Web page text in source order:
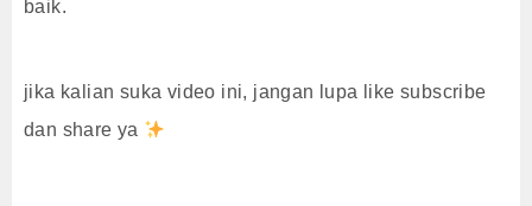
baik.
jika kalian suka video ini, jangan lupa like subscribe
dan share ya